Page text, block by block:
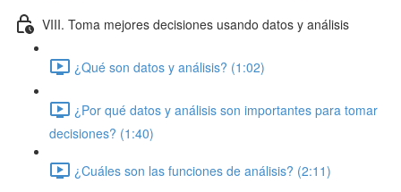
VIII. Toma mejores decisiones usando datos y análisis
¿Qué son datos y análisis? (1:02)
¿Por qué datos y análisis son importantes para tomar
decisiones? (1:40)
¿Cuáles son las funciones de análisis? (2:11)